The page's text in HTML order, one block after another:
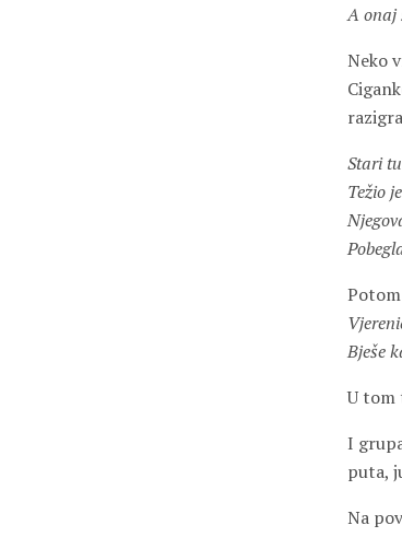
A onaj
Neko
Stari
Težio
Bješe
U tom
I
puta,
Na